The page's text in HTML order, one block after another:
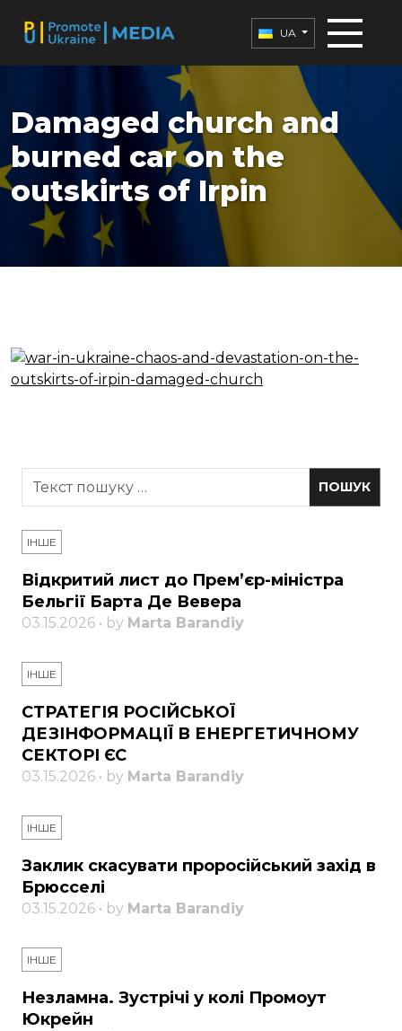
UA
Damaged church and
burned car on the
outskirts of Irpin
ІНШЕ
Відкритий лист до Прем’єр-міністра
Бельгії Барта Де Вевера
03.15.2026 • by Marta Barandiy
ІНШЕ
СТРАТЕГІЯ РОСІЙСЬКОЇ
ДЕЗІНФОРМАЦІЇ В ЕНЕРГЕТИЧНОМУ
СЕКТОРІ ЄС
03.15.2026 • by Marta Barandiy
ІНШЕ
Заклик скасувати проросійський захід в
Брюсселі
03.15.2026 • by Marta Barandiy
ІНШЕ
Незламна. Зустрічі у колі Промоут
Юкрейн